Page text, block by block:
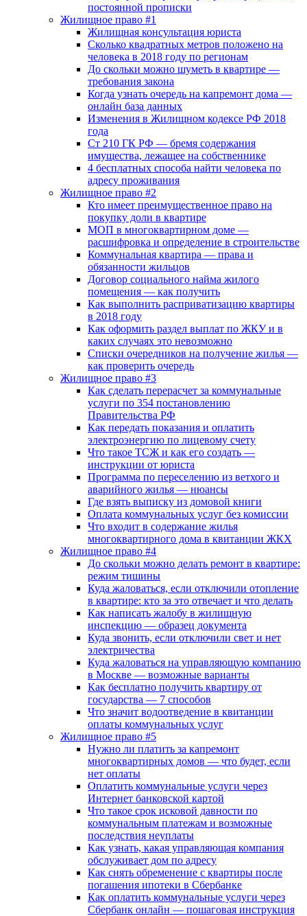
постоянной прописки
Жилищное право #1
Жилищная консультация юриста
Сколько квадратных метров положено на
человека в 2018 году по регионам
До скольки можно шуметь в квартире —
требования закона
Когда узнать очередь на капремонт дома —
онлайн база данных
Изменения в Жилищном кодексе РФ 2018
года
Ст 210 ГК РФ — бремя содержания
имущества, лежащее на собственнике
4 бесплатных способа найти человека по
адресу проживания
Жилищное право #2
Кто имеет преимущественное право на
покупку доли в квартире
МОП в многоквартирном доме —
расшифровка и определение в строительстве
Коммунальная квартира — права и
обязанности жильцов
Договор социального найма жилого
помещения — как получить
Как выполнить расприватизацию квартиры
в 2018 году
Как оформить раздел выплат по ЖКУ и в
каких случаях это невозможно
Списки очередников на получение жилья —
как проверить очередь
Жилищное право #3
Как сделать перерасчет за коммунальные
услуги по 354 постановлению
Правительства РФ
Как передать показания и оплатить
электроэнергию по лицевому счету
Что такое ТСЖ и как его создать —
инструкции от юриста
Программа по переселению из ветхого и
аварийного жилья — нюансы
Где взять выписку из домовой книги
Оплата коммунальных услуг без комиссии
Что входит в содержание жилья
многоквартирного дома в квитанции ЖКХ
Жилищное право #4
До скольки можно делать ремонт в квартире:
режим тишины
Куда жаловаться, если отключили отопление
в квартире: кто за это отвечает и что делать
Как написать жалобу в жилищную
инспекцию — образец документа
Куда звонить, если отключили свет и нет
электричества
Куда жаловаться на управляющую компанию
в Москве — возможные варианты
Как бесплатно получить квартиру от
государства — 7 способов
Что значит водоотведение в квитанции
оплаты коммунальных услуг
Жилищное право #5
Нужно ли платить за капремонт
многоквартирных домов — что будет, если
нет оплаты
Оплатить коммунальные услуги через
Интернет банковской картой
Что такое срок исковой давности по
коммунальным платежам и возможные
последствия неуплаты
Как узнать, какая управляющая компания
обслуживает дом по адресу
Как снять обременение с квартиры после
погашения ипотеки в Сбербанке
Как оплатить коммунальные услуги через
Сбербанк онлайн — пошаговая инструкция